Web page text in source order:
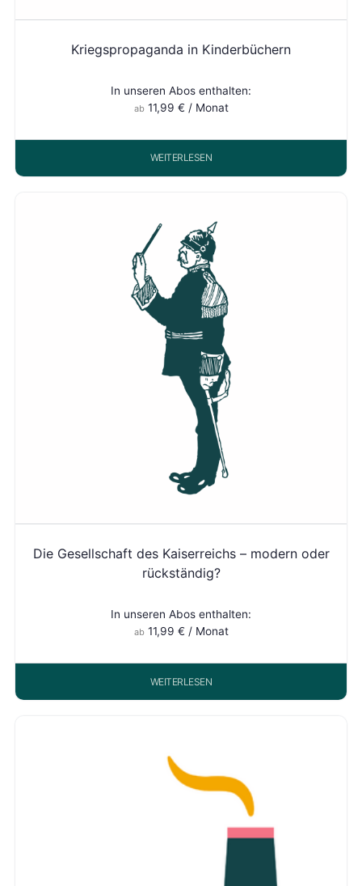
Kriegspropaganda in Kinderbüchern
In unseren Abos enthalten:
ab 11,99 € / Monat
WEITERLESEN
Die Gesellschaft des Kaiserreichs – modern oder
rückständig?
In unseren Abos enthalten:
ab 11,99 € / Monat
WEITERLESEN